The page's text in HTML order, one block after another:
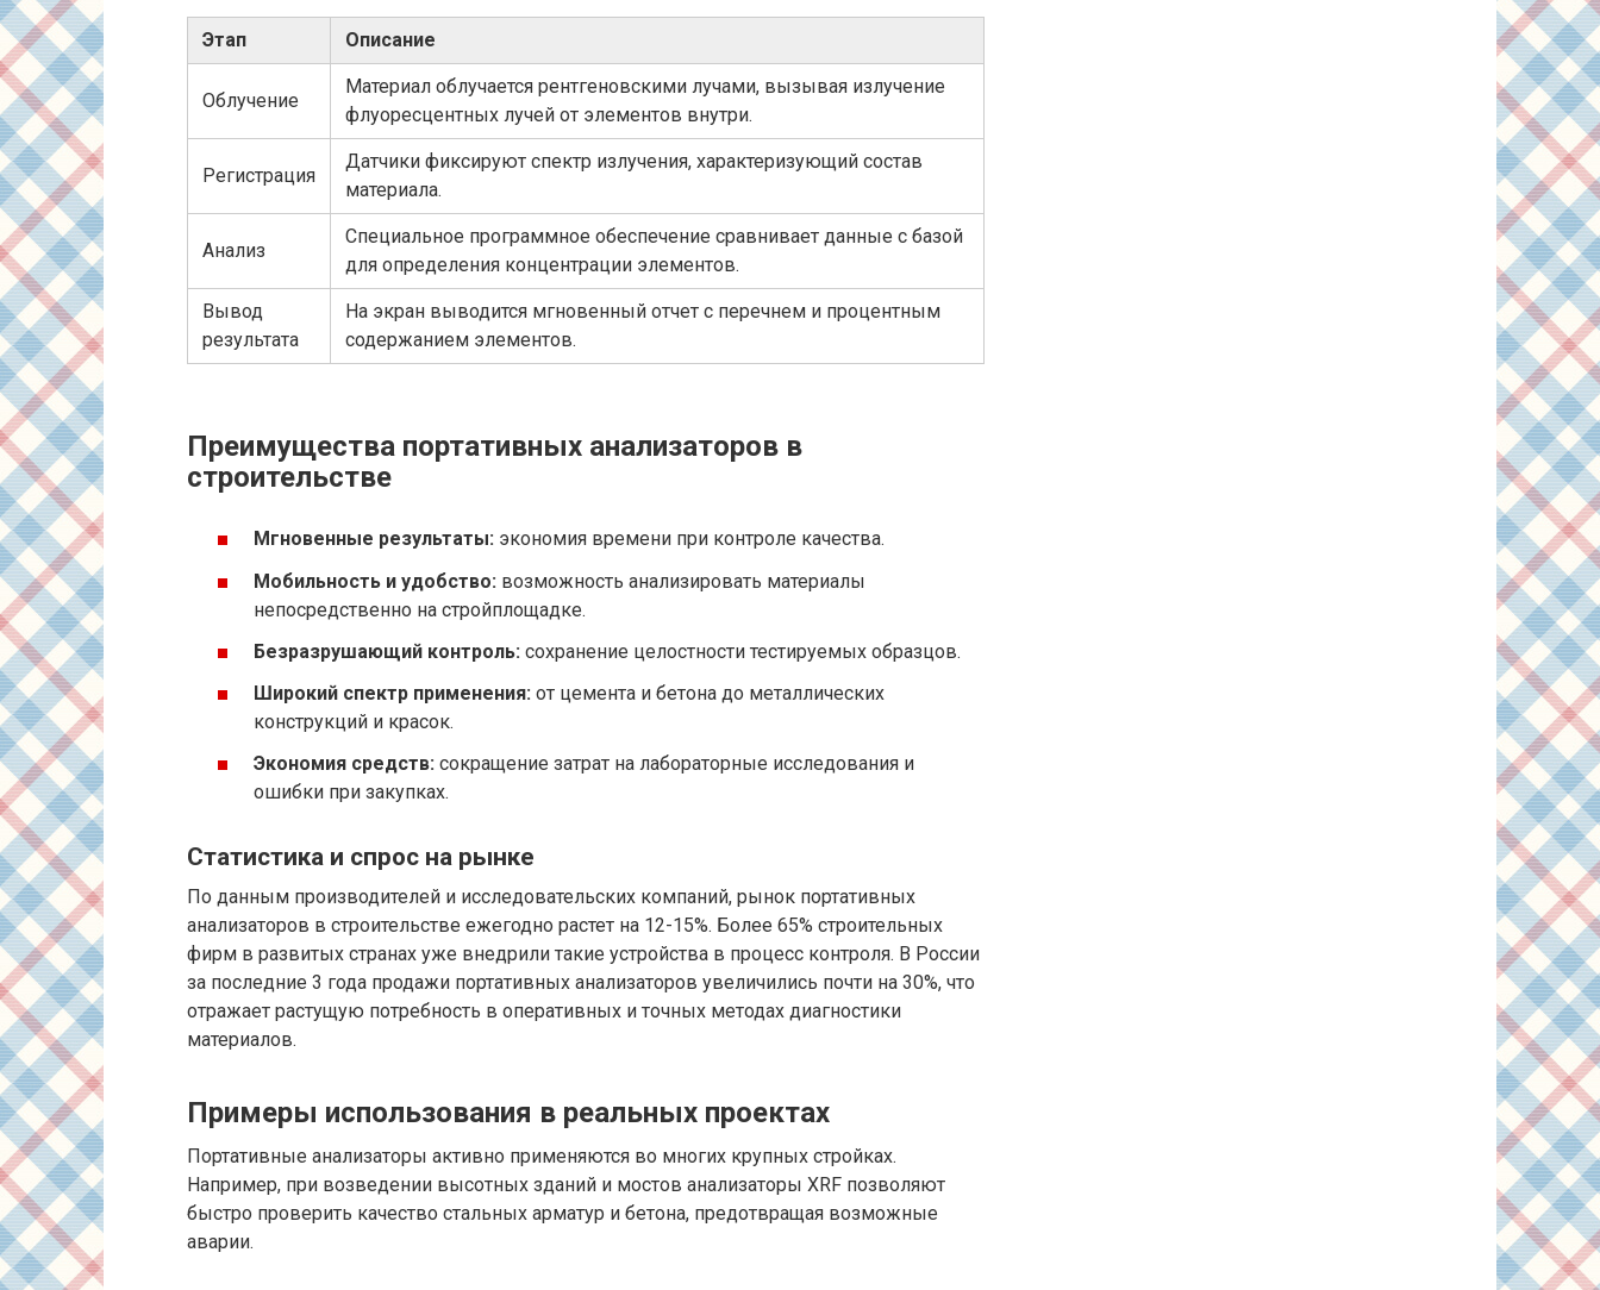
Этап Описание
Облучение
Материал облучается рентгеновскими лучами, вызывая излучение
флуоресцентных лучей от элементов внутри.
Регистрация
Датчики фиксируют спектр излучения, характеризующий состав
материала.
Анализ
Специальное программное обеспечение сравнивает данные с базой
для определения концентрации элементов.
Вывод
результата
На экран выводится мгновенный отчет с перечнем и процентным
содержанием элементов.
Преимущества портативных анализаторов в
строительстве
Мгновенные результаты: экономия времени при контроле качества.
Мобильность и удобство: возможность анализировать материалы
непосредственно на стройплощадке.
Безразрушающий контроль: сохранение целостности тестируемых образцов.
Широкий спектр применения: от цемента и бетона до металлических
конструкций и красок.
Экономия средств: сокращение затрат на лабораторные исследования и
ошибки при закупках.
Статистика и спрос на рынке
По данным производителей и исследовательских компаний, рынок портативных
анализаторов в строительстве ежегодно растет на 12-15%. Более 65% строительных
фирм в развитых странах уже внедрили такие устройства в процесс контроля. В России
за последние 3 года продажи портативных анализаторов увеличились почти на 30%, что
отражает растущую потребность в оперативных и точных методах диагностики
материалов.
Примеры использования в реальных проектах
Портативные анализаторы активно применяются во многих крупных стройках.
Например, при возведении высотных зданий и мостов анализаторы XRF позволяют
быстро проверить качество стальных арматур и бетона, предотвращая возможные
аварии.